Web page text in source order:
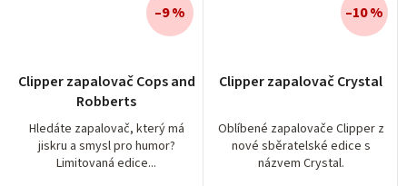
Clipper zapalovač Cops and
Robberts
Hledáte zapalovač, který má
jiskru a smysl pro humor?
Limitovaná edice...
–9 %
Clipper zapalovač Crystal
Oblíbené zapalovače Clipper z
nové sběratelské edice s
názvem Crystal.
–10 %